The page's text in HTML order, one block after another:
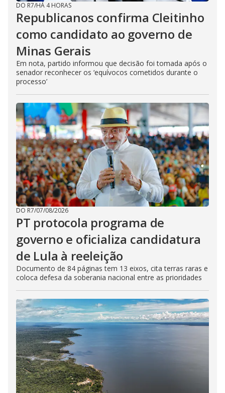
DO R7/HÁ 4 HORAS
Republicanos confirma Cleitinho
como candidato ao governo de
Minas Gerais
Em nota, partido informou que decisão foi tomada após o
senador reconhecer os ‘equívocos cometidos durante o
processo’
DO R7/07/08/2026
PT protocola programa de
governo e oficializa candidatura
de Lula à reeleição
Documento de 84 páginas tem 13 eixos, cita terras raras e
coloca defesa da soberania nacional entre as prioridades